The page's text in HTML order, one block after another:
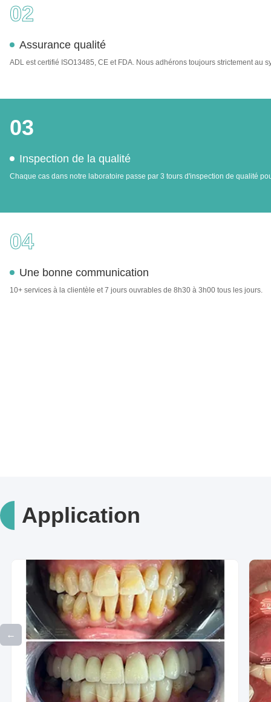
02
Assurance qualité
ADL est certifié ISO13485, CE et FDA. Nous adhérons toujours strictement
03
Inspection de la qualité
Chaque cas dans notre laboratoire passe par 3 tours d'inspection de qualité
04
Une bonne communication
10+ services à la clientèle et 7 jours ouvrables de 8h30 à 3h00 tous les jours.
Application
←